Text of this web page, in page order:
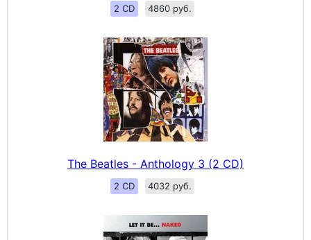
2 CD 4860 руб.
The Beatles - Anthology 3 (2 CD)
2 CD 4032 руб.